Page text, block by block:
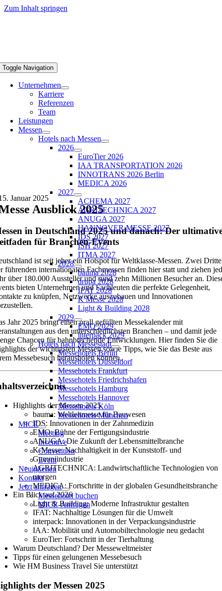
Zum Inhalt springen
Toggle Navigation
Unternehmen
Karriere
Referenzen
Team
Leistungen
Messen
Hotels nach Messen
2026
EuroTier 2026
IAA TRANSPORTATION 2026
INNOTRANS 2026 Berlin
MEDICA 2026
2027
ACHEMA 2027
AGRITECHNICA 2027
ANUGA 2027
HANNOVER MESSE 2027
IDS 2027
ISH 2027
ITMA 2027
2028
bauma 2028
drupa 2028
IFAT 2028
K Messe 2028
Light & Building 2028
2029
EMO 2029
interpack 2029
Hotels nach Messestadt
Messehotels Berlin
Messehotels Düsseldorf
Messehotels Frankfurt
Messehotels Friedrichshafen
Messehotels Hamburg
Messehotels Hannover
Messehotels Köln
Messehotels München
MICE
Meeting
Incentive
Convention
Event
Neuigkeiten
Kontakt
Jetzt anfragen
Messehotel buchen
MICE-Anfragen
Januar 2025
Ausblick 2025
in Deutschland 2025 und danach: Der
für Branchen-Events
ist seit jeher ein Hotspot für Weltklasse-Messen. Zwei
führenden internationalen Fachmessen finden hier statt und ziehen
über 180.000 Aussteller und rund zehn Millionen Besucher an.
bieten Unternehmen und Fachleuten die perfekte Gelegenheit,
zu knüpfen, Netzwerke auszubauen und Innovationen
Jahr 2025 bringt einen prall gefüllten Messekalender mit
aus den unterschiedlichsten Branchen – und damit jede
Chancen für bahnbrechende Entwicklungen. Hier finden Sie die
der wichtigsten Messen sowie Tipps, wie Sie das Beste aus
Messebesuch herausholen können.
Highlights der Messen 2025
bauma: Weltleitmesse für Bauwesen
IDS: Innovationen in der Zahnmedizin
EMO: Bühne der Fertigungsindustrie
ANUGA: Die Zukunft der Lebensmittelbranche
K-Messe: Nachhaltigkeit in der Kunststoff- und
Gummiindustrie
AGRITECHNICA: Landwirtschaftliche Technologien von
morgen
MEDICA: Fortschritte in der globalen Gesundheitsbranche
Ein Blick auf 2026
Light & Building: Moderne Infrastruktur gestalten
IFAT: Nachhaltige Lösungen für die Umwelt
interpack: Innovationen in der Verpackungsindustrie
IAA: Mobilität und Automobiltechnologie neu gedacht
EuroTier: Fortschritt in der Tierhaltung
Warum Deutschland? Der Messeweltmeister
Tipps für einen gelungenen Messebesuch
Wie HM Business Travel Sie unterstützt
der Messen 2025